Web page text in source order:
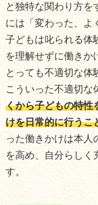
と独特な関わり方を
には「変わった、よ
子どもは叱られる体
を理解せずに働きか
とっても不適切な体
こういった不適切な
くから子どもの特性
けを日常的に行うこ
った働きかけは本人
を高め、自分らしく
す。